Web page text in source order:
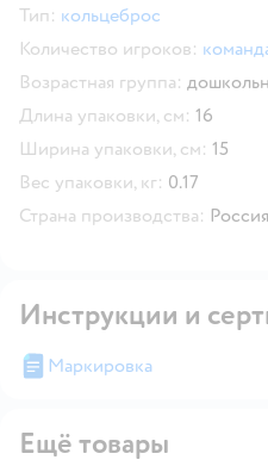
Тип: кольцеброс
Количество игроков:
Возрастная группа:
Длина упаковки, см: 16
Ширина упаковки, см: 15
Вес упаковки, кг: 0.17
Страна производства: Россия
Инструкции и
Маркировка
Ещё товары